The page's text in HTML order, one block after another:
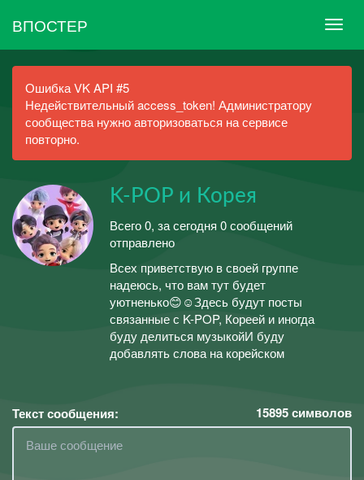
ВПОСТЕР
Ошибка VK API #5
Недействительный access_token! Администратору
сообщества нужно авторизоваться на сервисе
повторно.
K-POP и Корея
Всего 0, за сегодня 0 сообщений
отправлено
Всех приветствую в своей группе
надеюсь, что вам тут будет
уютненько😊☺️Здесь будут посты
связанные с K-POP, Кореей и иногда
буду делиться музыкойИ буду
добавлять слова на корейском
Текст сообщения: 15895символов